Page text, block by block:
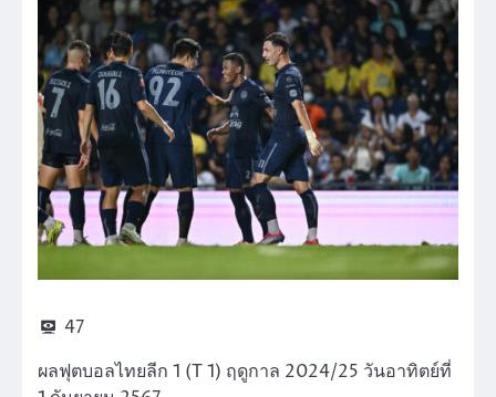
47
ผลฟุตบอลไทยลีก 1 (T 1) ฤดูกาล 2024/25 วันอาทิตย์ที่